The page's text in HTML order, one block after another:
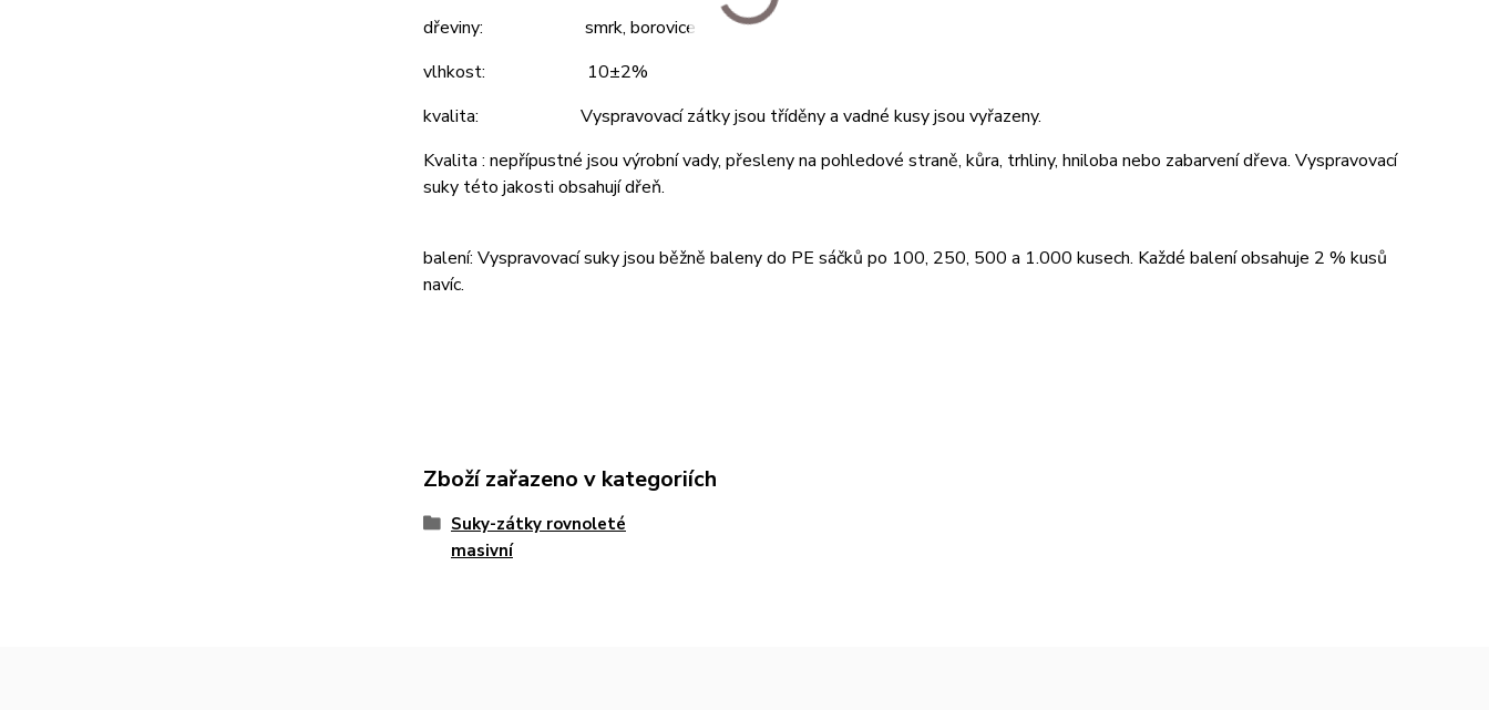
dřeviny: smrk, borovice
vlhkost: 10±2%
kvalita: Vyspravovací zátky jsou tříděny a vadné kusy jsou vyřazeny.
Kvalita : nepřípustné jsou výrobní vady, přesleny na pohledové straně, kůra, trhliny, hniloba nebo zabarvení dřeva. Vyspravovací
suky této jakosti obsahují dřeň.
balení: Vyspravovací suky jsou běžně baleny do PE sáčků po 100, 250, 500 a 1.000 kusech. Každé balení obsahuje 2 % kusů
navíc.
Zboží zařazeno v kategoriích
Suky-zátky rovnoleté
masivní